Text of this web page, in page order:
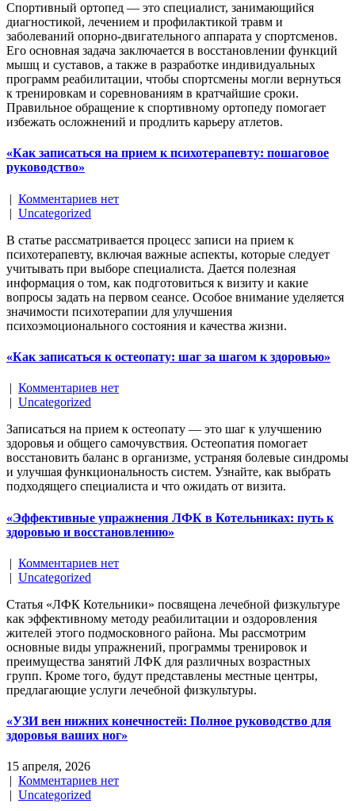
Спортивный ортопед — это специалист, занимающийся
диагностикой, лечением и профилактикой травм и
заболеваний опорно-двигательного аппарата у спортсменов.
Его основная задача заключается в восстановлении функций
мышц и суставов, а также в разработке индивидуальных
программ реабилитации, чтобы спортсмены могли вернуться
к тренировкам и соревнованиям в кратчайшие сроки.
Правильное обращение к спортивному ортопеду помогает
избежать осложнений и продлить карьеру атлетов.
«Как записаться на прием к психотерапевту: пошаговое
руководство»
| Комментариев нет
| Uncategorized
В статье рассматривается процесс записи на прием к
психотерапевту, включая важные аспекты, которые следует
учитывать при выборе специалиста. Дается полезная
информация о том, как подготовиться к визиту и какие
вопросы задать на первом сеансе. Особое внимание уделяется
значимости психотерапии для улучшения
психоэмоционального состояния и качества жизни.
«Как записаться к остеопату: шаг за шагом к здоровью»
| Комментариев нет
| Uncategorized
Записаться на прием к остеопату — это шаг к улучшению
здоровья и общего самочувствия. Остеопатия помогает
восстановить баланс в организме, устраняя болевые синдромы
и улучшая функциональность систем. Узнайте, как выбрать
подходящего специалиста и что ожидать от визита.
«Эффективные упражнения ЛФК в Котельниках: путь к
здоровью и восстановлению»
| Комментариев нет
| Uncategorized
Статья «ЛФК Котельники» посвящена лечебной физкультуре
как эффективному методу реабилитации и оздоровления
жителей этого подмосковного района. Мы рассмотрим
основные виды упражнений, программы тренировок и
преимущества занятий ЛФК для различных возрастных
групп. Кроме того, будут представлены местные центры,
предлагающие услуги лечебной физкультуры.
«УЗИ вен нижних конечностей: Полное руководство для
здоровья ваших ног»
15 апреля, 2026
| Комментариев нет
| Uncategorized